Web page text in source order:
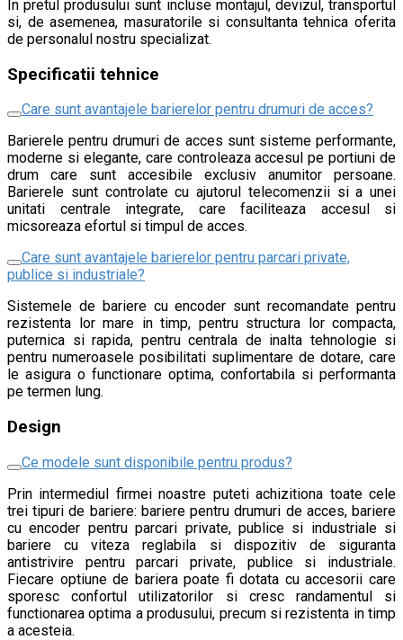
In pretul produsului sunt incluse montajul, devizul, transportul
si, de asemenea, masuratorile si consultanta tehnica oferita
de personalul nostru specializat.
Specificatii tehnice
Care sunt avantajele barierelor pentru drumuri de acces?
Barierele pentru drumuri de acces sunt sisteme performante,
moderne si elegante, care controleaza accesul pe portiuni de
drum care sunt accesibile exclusiv anumitor persoane.
Barierele sunt controlate cu ajutorul telecomenzii si a unei
unitati centrale integrate, care faciliteaza accesul si
micsoreaza efortul si timpul de acces.
Care sunt avantajele barierelor pentru parcari private,
publice si industriale?
Sistemele de bariere cu encoder sunt recomandate pentru
rezistenta lor mare in timp, pentru structura lor compacta,
puternica si rapida, pentru centrala de inalta tehnologie si
pentru numeroasele posibilitati suplimentare de dotare, care
le asigura o functionare optima, confortabila si performanta
pe termen lung.
Design
Ce modele sunt disponibile pentru produs?
Prin intermediul firmei noastre puteti achizitiona toate cele
trei tipuri de bariere: bariere pentru drumuri de acces, bariere
cu encoder pentru parcari private, publice si industriale si
bariere cu viteza reglabila si dispozitiv de siguranta
antistrivire pentru parcari private, publice si industriale.
Fiecare optiune de bariera poate fi dotata cu accesorii care
sporesc confortul utilizatorilor si cresc randamentul si
functionarea optima a produsului, precum si rezistenta in timp
a acesteia.